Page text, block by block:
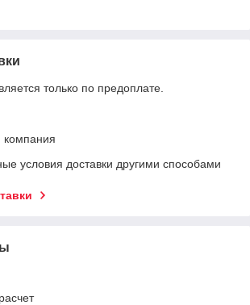
только по предоплате.
компания
условия доставки другими способами